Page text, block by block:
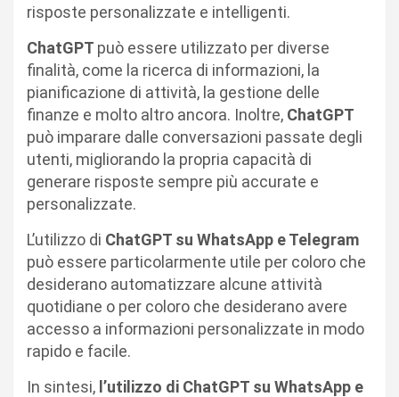
risposte personalizzate e intelligenti.
ChatGPT può essere utilizzato per diverse
finalità, come la ricerca di informazioni, la
pianificazione di attività, la gestione delle
finanze e molto altro ancora. Inoltre, ChatGPT
può imparare dalle conversazioni passate degli
utenti, migliorando la propria capacità di
generare risposte sempre più accurate e
personalizzate.
L’utilizzo di ChatGPT su WhatsApp e Telegram
può essere particolarmente utile per coloro che
desiderano automatizzare alcune attività
quotidiane o per coloro che desiderano avere
accesso a informazioni personalizzate in modo
rapido e facile.
In sintesi, l’utilizzo di ChatGPT su WhatsApp e